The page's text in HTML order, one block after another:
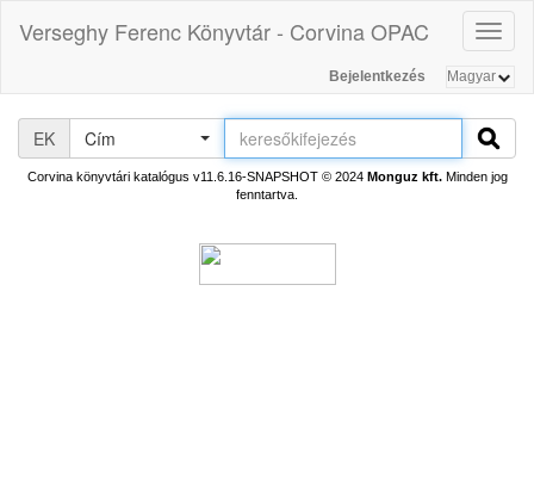
Verseghy Ferenc Könyvtár - Corvina OPAC
Bejelentkezés
EK Cím
Corvina könyvtári katalógus v11.6.16-SNAPSHOT© 2024 Monguz kft.Minden jog
fenntartva.